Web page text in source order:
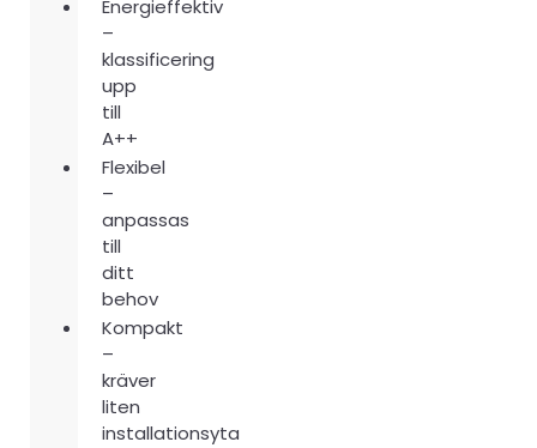
Energieffektiv
–
klassificering
upp
till
A++
Flexibel
–
anpassas
till
ditt
behov
Kompakt
–
kräver
liten
installationsyta